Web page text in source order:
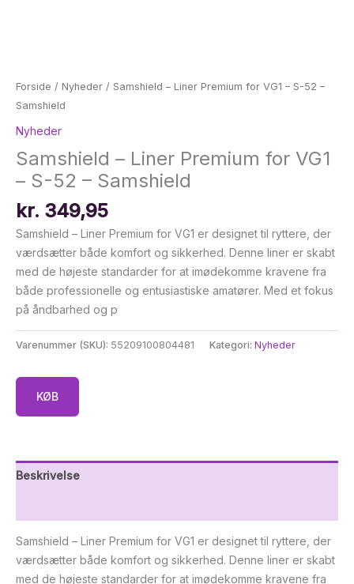
Forside / Nyheder / Samshield – Liner Premium for VG1 – S-52 –
Samshield
Nyheder
Samshield – Liner Premium for VG1
– S-52 – Samshield
kr. 349,95
Samshield – Liner Premium for VG1 er designet til ryttere, der
værdsætter både komfort og sikkerhed. Denne liner er skabt
med de højeste standarder for at imødekomme kravene fra
både professionelle og entusiastiske amatører. Med et fokus
på åndbarhed og p
Varenummer (SKU): 55209100804481 Kategori: Nyheder
KØB
Beskrivelse
Samshield – Liner Premium for VG1 er designet til ryttere, der
værdsætter både komfort og sikkerhed. Denne liner er skabt
med de højeste standarder for at imødekomme kravene fra